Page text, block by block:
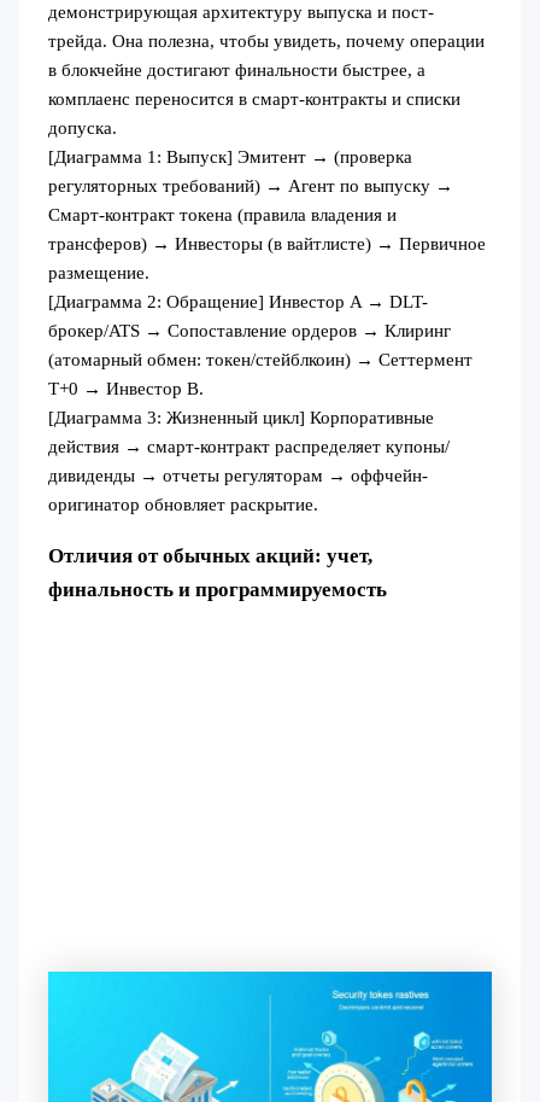
демонстрирующая архитектуру выпуска и пост-
трейда. Она полезна, чтобы увидеть, почему операции
в блокчейне достигают финальности быстрее, а
комплаенс переносится в смарт-контракты и списки
допуска.
[Диаграмма 1: Выпуск] Эмитент → (проверка
регуляторных требований) → Агент по выпуску →
Смарт-контракт токена (правила владения и
трансферов) → Инвесторы (в вайтлисте) → Первичное
размещение.
[Диаграмма 2: Обращение] Инвестор A → DLT-
брокер/ATS → Сопоставление ордеров → Клиринг
(атомарный обмен: токен/стейблкоин) → Сеттермент
T+0 → Инвестор B.
[Диаграмма 3: Жизненный цикл] Корпоративные
действия → смарт-контракт распределяет купоны/
дивиденды → отчеты регуляторам → оффчейн-
оригинатор обновляет раскрытие.
Отличия от обычных акций: учет,
финальность и программируемость